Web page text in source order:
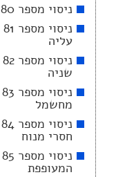
ניסוי מספר 80 – יבש במים
עליה
שניה
מחשמל
חסרי מנוח
המעופפת